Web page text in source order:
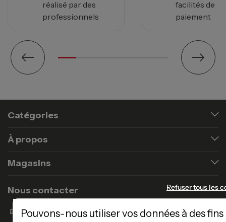
réalisé par des
professionnels
facilités de
paiement
Catégories
À propos
Magasins
Nous contacter
Formulaire de contact
Refuser tous les
Pouvons-nous utiliser vos données à des fins